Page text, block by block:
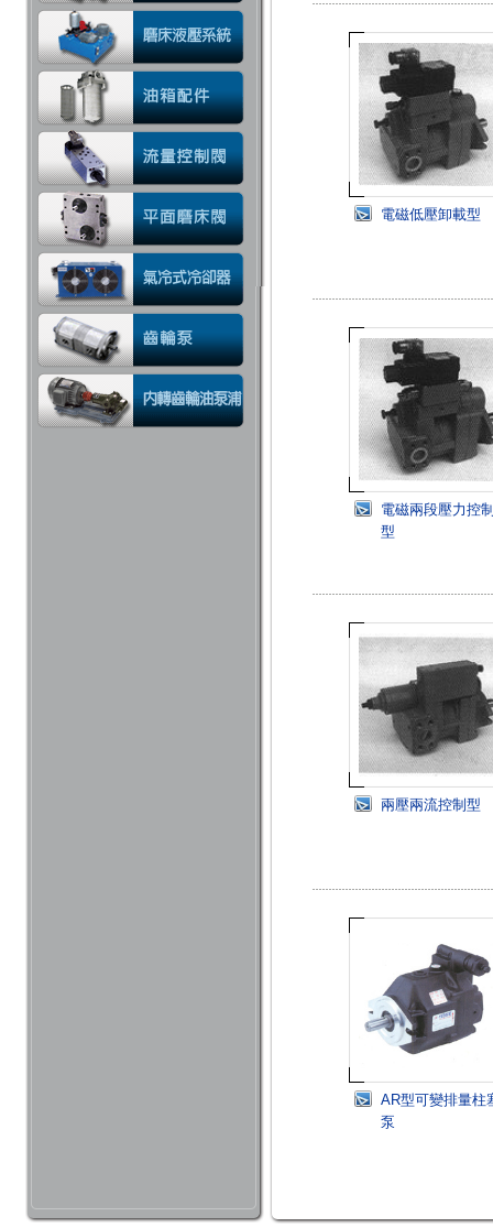
電磁低壓卸載型
電磁兩段壓力控
型
兩壓兩流控制型
AR型可變排量柱
泵